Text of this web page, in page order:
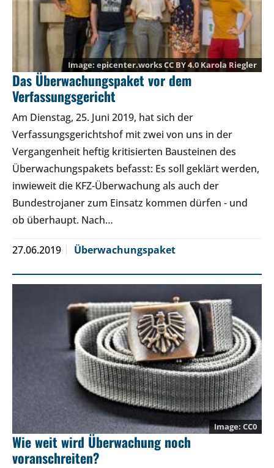
epicenter.worksCC BY 4.0 Karola Riegler
Das Überwachungspaket vor dem
Verfassungsgericht
Am Dienstag, 25. Juni 2019, hat sich der
Verfassungsgerichtshof mit zwei von uns in der
Vergangenheit heftig kritisierten Bausteinen des
Überwachungspakets befasst: Es soll geklärt werden,
inwieweit die KFZ-Überwachung als auch der
Bundestrojaner zum Einsatz kommen dürfen - und
ob überhaupt. Nach…
27.06.2019 Überwachungspaket
CC0
Wie weit wird Überwachung noch
voranschreiten?